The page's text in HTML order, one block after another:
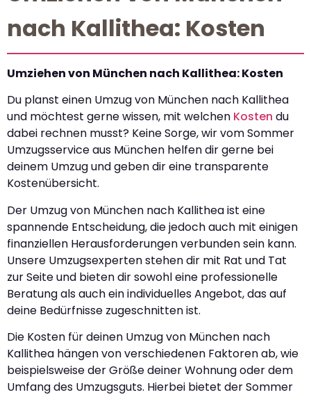
nach Kallithea: Kosten
Umziehen von München nach Kallithea: Kosten
Du planst einen Umzug von München nach Kallithea
und möchtest gerne wissen, mit welchen Kosten du
dabei rechnen musst? Keine Sorge, wir vom Sommer
Umzugsservice aus München helfen dir gerne bei
deinem Umzug und geben dir eine transparente
Kostenübersicht.
Der Umzug von München nach Kallithea ist eine
spannende Entscheidung, die jedoch auch mit einigen
finanziellen Herausforderungen verbunden sein kann.
Unsere Umzugsexperten stehen dir mit Rat und Tat
zur Seite und bieten dir sowohl eine professionelle
Beratung als auch ein individuelles Angebot, das auf
deine Bedürfnisse zugeschnitten ist.
Die Kosten für deinen Umzug von München nach
Kallithea hängen von verschiedenen Faktoren ab, wie
beispielsweise der Größe deiner Wohnung oder dem
Umfang des Umzugsguts. Hierbei bietet der Sommer